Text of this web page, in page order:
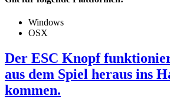
Windows
OSX
Der ESC Knopf
aus dem Spiel heraus ins
kommen.